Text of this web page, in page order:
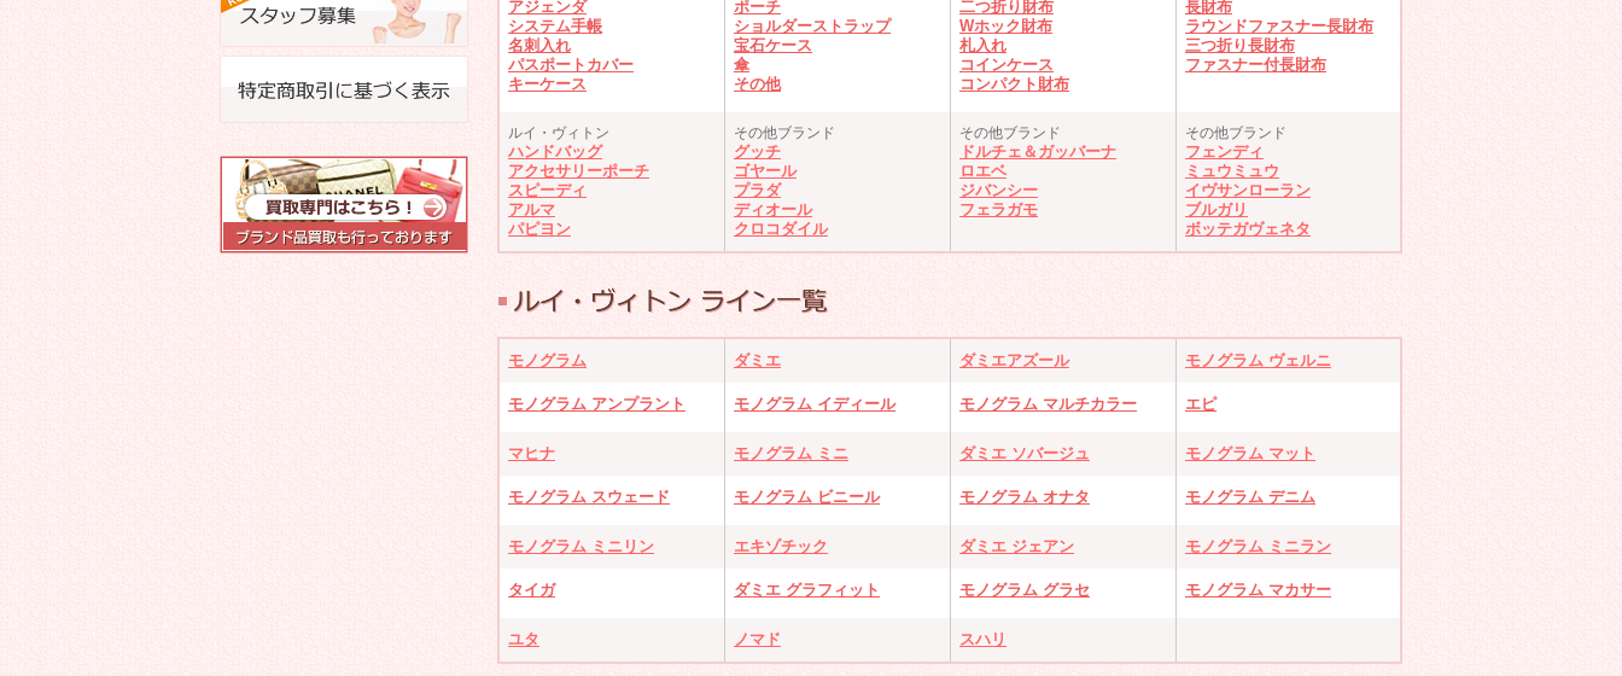
アジェンダ
システム手帳
名刺入れ
パスポートカバー
キーケース
ポーチ
ショルダーストラップ
宝石ケース
傘
その他
二つ折り財布
Wホック財布
札入れ
コインケース
コンパクト財布
長財布
ラウンドファスナー長財布
三つ折り長財布
ファスナー付長財布
ルイ・ヴィトン
ハンドバッグ
アクセサリーポーチ
スピーディ
アルマ
パピヨン
その他ブランド
グッチ
ゴヤール
プラダ
ディオール
クロコダイル
その他ブランド
ドルチェ＆ガッバーナ
ロエベ
ジバンシー
フェラガモ
その他ブランド
フェンディ
ミュウミュウ
イヴサンローラン
ブルガリ
ボッテガヴェネタ
モノグラム ダミエ ダミエアズール モノグラム ヴェルニ
モノグラム アンプラント モノグラム イディール モノグラム マルチカラー エピ
マヒナ モノグラム ミニ ダミエ ソバージュ モノグラム マット
モノグラム スウェード モノグラム ビニール モノグラム オナタ モノグラム デニム
モノグラム ミニリン エキゾチック ダミエ ジェアン モノグラム ミニラン
タイガ ダミエ グラフィット モノグラム グラセ モノグラム マカサー
ユタ ノマド スハリ